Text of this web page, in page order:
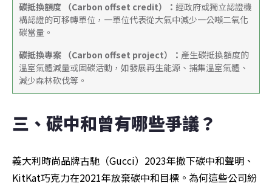
碳抵換額度 （Carbon offset credit）： 經政府或獨立認證機
構認證的可移轉單位，一單位代表從大氣中減少一公噸二氧化
碳當量。
碳抵換專案 （Carbon offset project）： 產生碳抵換額度的
溫室氣體減量或固碳活動，如發展再生能源、捕集溫室氣體、
減少森林砍伐等。
三、碳中和曾有哪些爭議？
義大利時尚品牌古馳（Gucci）2023年撤下碳中和聲明、
KitKat巧克力在2021年放棄碳中和目標。為何這些公司紛